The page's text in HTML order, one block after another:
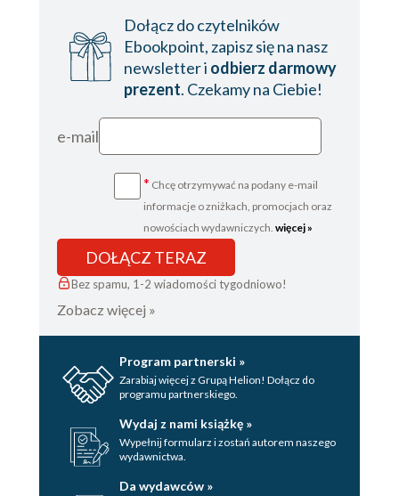
Dołącz do czytelników
Ebookpoint, zapisz się na nasz
newsletter i odbierz darmowy
prezent. Czekamy na Ciebie!
e-mail
* Chcę otrzymywać na podany e-mail
informacje o zniżkach, promocjach oraz
nowościach wydawniczych. więcej »
DOŁĄCZ TERAZ
Bez spamu, 1-2 wiadomości tygodniowo!
Zobacz więcej »
Program partnerski »
Zarabiaj więcej z Grupą Helion! Dołącz do
programu partnerskiego.
Wydaj z nami książkę »
Wypełnij formularz i zostań autorem naszego
wydawnictwa.
Da wydawców »